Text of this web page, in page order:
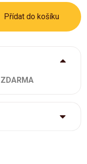
Přídat do košíku
ZDARMA